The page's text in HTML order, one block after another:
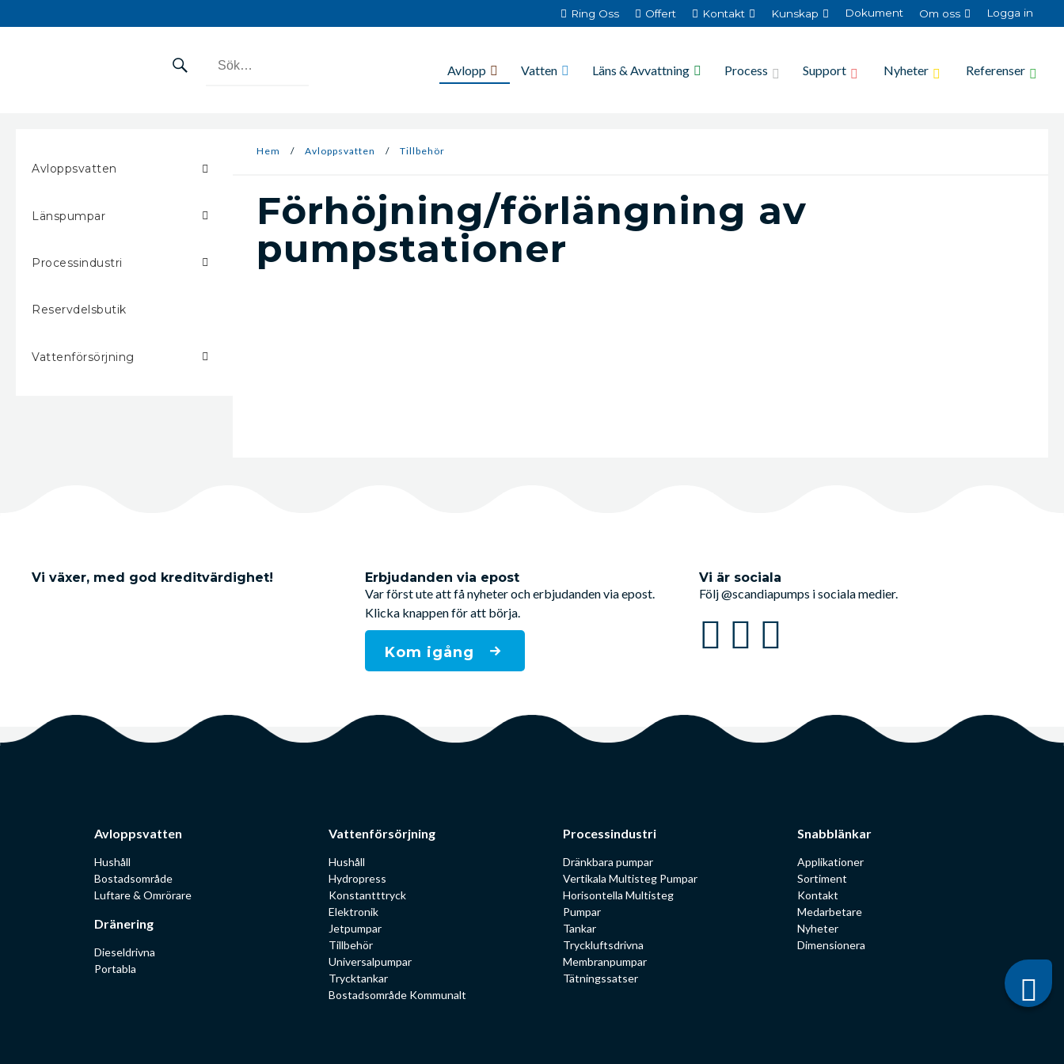
Ring Oss Offert Kontakt Kunskap Dokument Om oss Logga in
Avlopp Vatten Läns & Avvattning Process Support Nyheter Referenser
Avloppsvatten
Länspumpar
Processindustri
Reservdelsbutik
Vattenförsörjning
Hem / Avloppsvatten / Tillbehör
Förhöjning/förlängning av
pumpstationer
Vi växer, med god kreditvärdighet!
Erbjudanden via epost
Var först ute att få nyheter och erbjudanden via epost.
Klicka knappen för att börja.
Kom igång
Vi är sociala
Följ @scandiapumps i sociala medier.
Avloppsvatten
Hushåll
Bostadsområde
Luftare & Omrörare
Dränering
Dieseldrivna
Portabla
Vattenförsörjning
Hushåll
Hydropress
Konstantttryck
Elektronik
Jetpumpar
Tillbehör
Universalpumpar
Trycktankar
Bostadsområde Kommunalt
Processindustri
Dränkbara pumpar
Vertikala Multisteg Pumpar
Horisontella Multisteg
Pumpar
Tankar
Tryckluftsdrivna
Membranpumpar
Tätningssatser
Snabblänkar
Applikationer
Sortiment
Kontakt
Medarbetare
Nyheter
Dimensionera